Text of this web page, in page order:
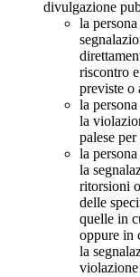
divulgazione
la
riscontro
previste o
la
la
palese
la
la
ritorsioni
delle
quelle in
oppure in
la